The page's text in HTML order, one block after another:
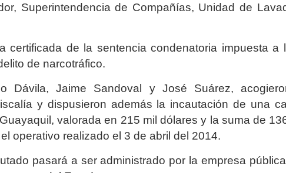
Superintendencia de Compañías, Unidad de
certificada de la sentencia condenatoria impuesta a
de narcotráfico.
Dávila, Jaime Sandoval y José Suárez,
y dispusieron además la incautación de una
valorada en 215 mil dólares y la suma de
operativo realizado el 3 de abril del 2014.
pasará a ser administrado por la empresa